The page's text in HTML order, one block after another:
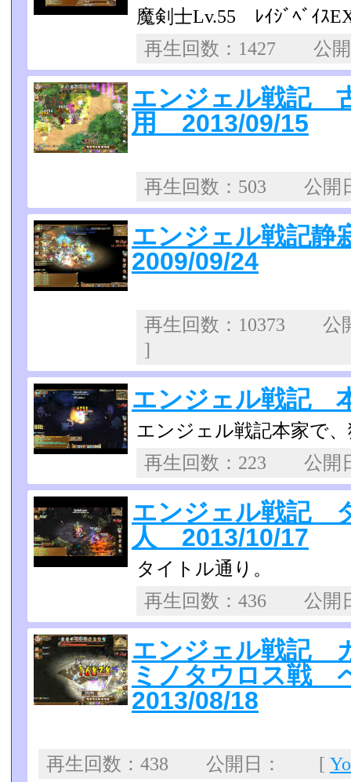
魔剣士Lv.55 ﾚｲｼﾞﾍﾞｲｽ
再生回数：1427
エンジェル戦記
用 2013/09/15
再生回数：503 公
エンジェル戦記
2009/09/24
再生回数：10373
]
エンジェル戦記
エンジェル戦記本家で
再生回数：223 公
エンジェル戦記
人 2013/10/17
タイトル通り。
再生回数：436 公
エンジェル戦記
ミノタウロス戦
2013/08/18
再生回数：438 公開日： [